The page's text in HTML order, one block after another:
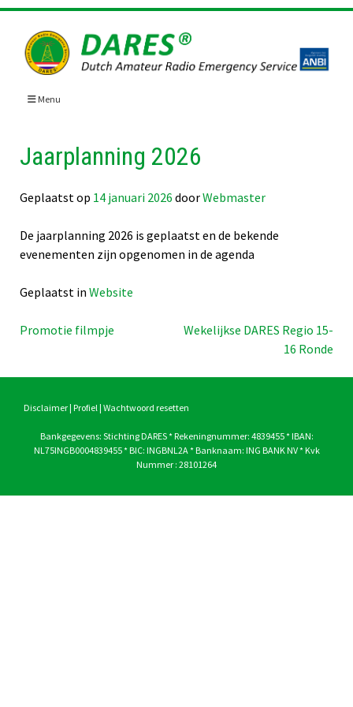
Skip
content
Menu
Jaarplanning 2026
Geplaatst op 14 januari 2026 doorWebmaster
De jaarplanning 2026 is geplaatst en de bekende
evenementen zijn opgenomen in de agenda
Geplaatst in Website
Bericht
Promotie filmpje
Wekelijkse DARES Regio 15-
16 Ronde
Disclaimer| Profiel| Wachtwoord resetten
Bankgegevens: Stichting DARES * Rekeningnummer: 4839455 * IBAN:
NL75INGB0004839455 * BIC: INGBNL2A * Banknaam: ING BANK NV * Kvk
Nummer : 28101264